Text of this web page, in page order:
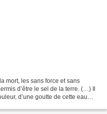
mort, les sans force et sans
d’être le sel de la terre. (…) Il
d’une goutte de cette eau